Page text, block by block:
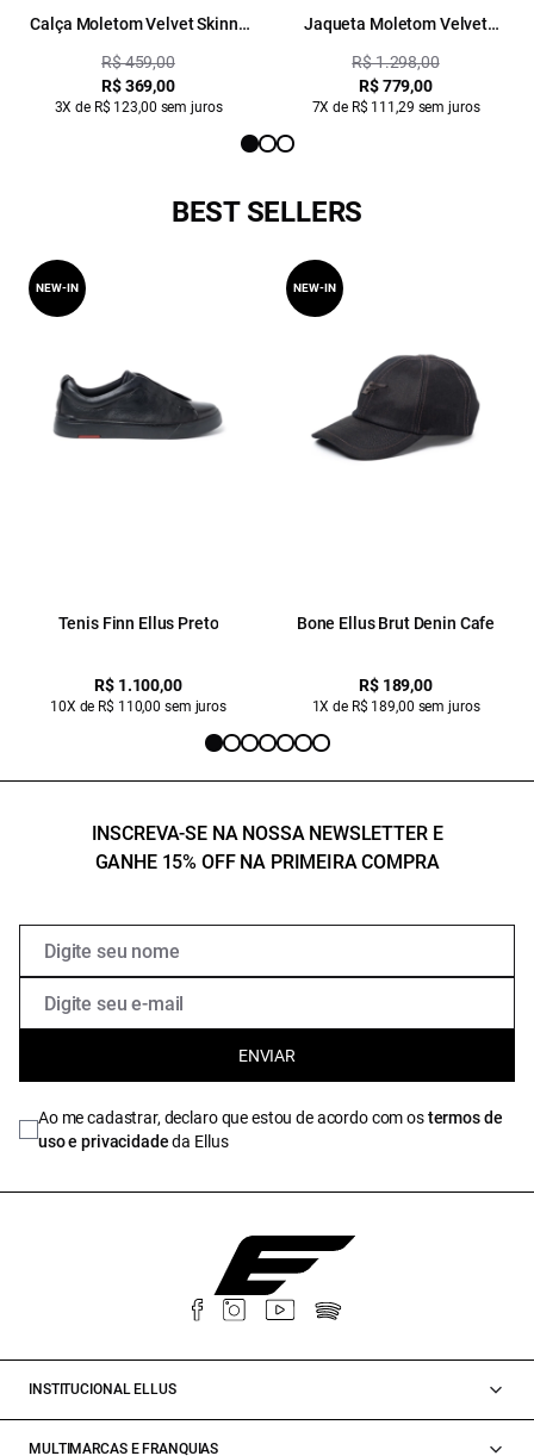
Calça Moletom Velvet Skinny
R$ 459,00
R$ 369,00
3X de R$ 123,00 sem juros
Jaqueta Moletom Velvet
R$ 1.298,00
R$ 779,00
7X de R$ 111,29 sem juros
BEST SELLERS
Tenis Finn Ellus Preto
R$ 1.100,00
10X de R$ 110,00 sem juros
NEW-IN
Bone Ellus Brut Denin Cafe
R$ 189,00
1X de R$ 189,00 sem juros
NEW-IN
INSCREVA-SE NA NOSSA NEWSLETTER E
GANHE 15% OFF NA PRIMEIRA COMPRA
ENVIAR
Ao me cadastrar, declaro que estou de acordo com ostermos de
uso e privacidadeda Ellus
INSTITUCIONAL ELLUS
MULTIMARCAS E FRANQUIAS